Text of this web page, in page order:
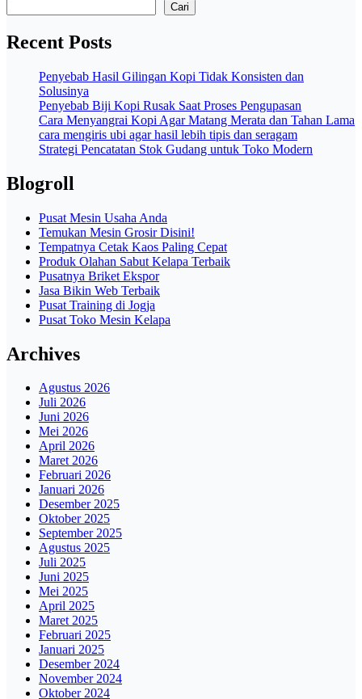
Cari
Recent Posts
Penyebab Hasil Gilingan Kopi Tidak Konsisten dan
Solusinya
Penyebab Biji Kopi Rusak Saat Proses Pengupasan
Cara Menyangrai Kopi Agar Matang Merata dan Tahan Lama
cara mengiris ubi agar hasil lebih tipis dan seragam
Strategi Pencatatan Stok Gudang untuk Toko Modern
Blogroll
Pusat Mesin Usaha Anda
Temukan Mesin Grosir Disini!
Tempatnya Cetak Kaos Paling Cepat
Produk Olahan Sabut Kelapa Terbaik
Pusatnya Briket Ekspor
Jasa Bikin Web Terbaik
Pusat Training di Jogja
Pusat Toko Mesin Kelapa
Archives
Agustus 2026
Juli 2026
Juni 2026
Mei 2026
April 2026
Maret 2026
Februari 2026
Januari 2026
Desember 2025
Oktober 2025
September 2025
Agustus 2025
Juli 2025
Juni 2025
Mei 2025
April 2025
Maret 2025
Februari 2025
Januari 2025
Desember 2024
November 2024
Oktober 2024